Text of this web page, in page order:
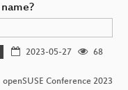
2023-05-27
68
openSUSE Conference 2023